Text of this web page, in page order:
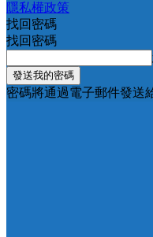
隱私權政策
找回密碼
找回密碼
密碼將通過電子郵件發送